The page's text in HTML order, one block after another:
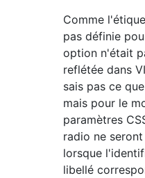
Comme
pas définie
option n'était
reflétée dans
sais pas ce
mais pour le
paramètres
radio ne
lorsque
libellé